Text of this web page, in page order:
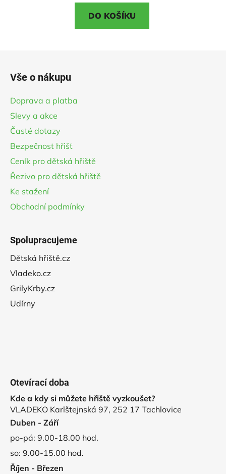
5,0
z
DO KOŠÍKU
Vše o nákupu
Doprava a platba
Slevy a akce
Časté dotazy
Bezpečnost hřišť
Ceník pro dětská hřiště
Řezivo pro dětská hřiště
Ke stažení
Obchodní podmínky
Spolupracujeme
Dětská hřiště.cz
Vladeko.cz
GrilyKrby.cz
Udírny
Otevírací doba
Kde a kdy si můžete hřiště vyzkoušet?
VLADEKO Karlštejnská 97, 252 17 Tachlovice
Duben - Září
po-pá: 9.00-18.00 hod.
so: 9.00-15.00 hod.
Říjen - Březen